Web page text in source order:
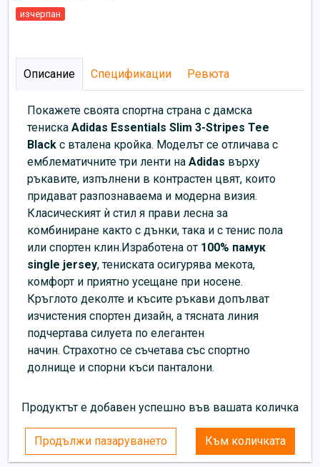
изчерпан
Описание Спецификации Ревюта
Покажете своята спортна страна с дамска
тениска Аdidas Essentials Slim 3-Stripes Tee
Black с вталена кройка. Моделът се отличава с
емблематичните три ленти на Аdidas върху
ръкавите, изпълнени в контрастен цвят, които
придават разпознаваема и модерна визия.
Класическият ѝ стил я прави лесна за
комбиниране както с дънки, така и с тенис пола
или спортен клин.Изработена от 100% памук
single jersey, тениската осигурява мекота,
комфорт и приятно усещане при носене.
Кръглото деколте и късите ръкави допълват
изчистения спортен дизайн, а тясната линия
подчертава силуета по елегантен
начин. Страхотно се съчетава със спортно
долнище и спорни къси панталони.
Продуктът е добавен успешно във вашата количка
Продължи пазаруването Към количката